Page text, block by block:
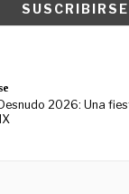
2026: Una